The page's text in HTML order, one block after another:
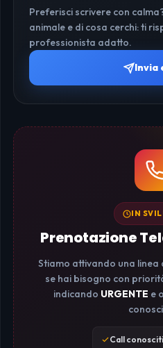
Preferisci scrivere con
animale e di cosa cerchi: ti
professionista adatto.
Invia
IN
Prenotazione
Stiamo attivando una
se hai bisogno con
indicando URGENTE e
Call